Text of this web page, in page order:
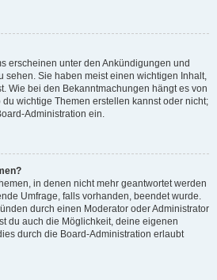
erscheinen unter den Ankündigungen und
sehen. Sie haben meist einen wichtigen Inhalt,
Wie bei den Bekanntmachungen hängt es von
wichtige Themen erstellen kannst oder nicht;
Administration ein.
in denen nicht mehr geantwortet werden
Umfrage, falls vorhanden, beendet wurde.
durch einen Moderator oder Administrator
du auch die Möglichkeit, deine eigenen
durch die Board-Administration erlaubt